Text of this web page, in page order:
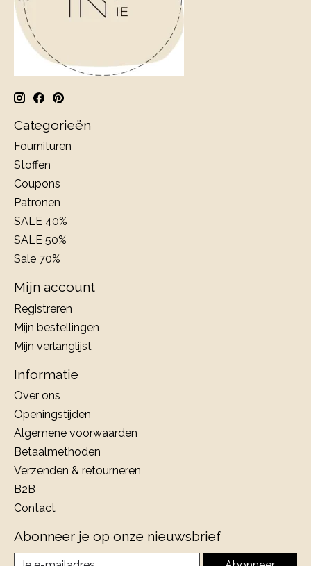
Categorieën
Fournituren
Stoffen
Coupons
Patronen
SALE 40%
SALE 50%
Sale 70%
Mijn account
Registreren
Mijn bestellingen
Mijn verlanglijst
Informatie
Over ons
Openingstijden
Algemene voorwaarden
Betaalmethoden
Verzenden & retourneren
B2B
Contact
Abonneer je op onze nieuwsbrief